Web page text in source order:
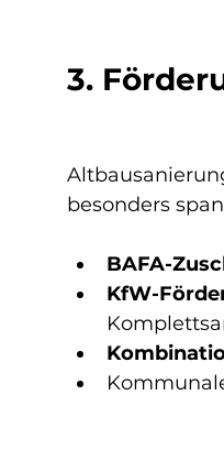
3.
besonders
BAFA-
KfW-